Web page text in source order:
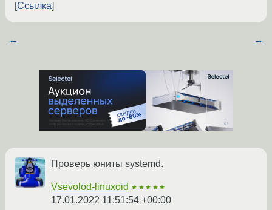
Ссылка
← →
Проверь юниты systemd.
Vsevolod-linuxoid ★★★★★
17.01.2022 11:51:54 +00:00